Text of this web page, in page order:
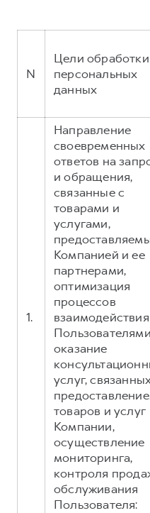
от 3 449 000 ₽
Крупным
Система управления
Сервис для
HAVAL Лизинг
АКСЕССУАРЫ
Автомобильные
Коллекция CITY
Коллекция Базовая
Коллекция Детская
Подписки
Автомобильные
Коллекция CITY
Коллекция Базовая
Коллекция Детская
N
Цели обработки
персональных
данных
1.
Направление
своевременных
ответов на
и обращения,
связанные с
товарами и
услугами,
Компанией и ее
партнерами,
оптимизация
процессов
оказание
услуг,
товаров и услуг
Компании,
осуществление
мониторинга,
контроля
обслуживания
Пользователя: